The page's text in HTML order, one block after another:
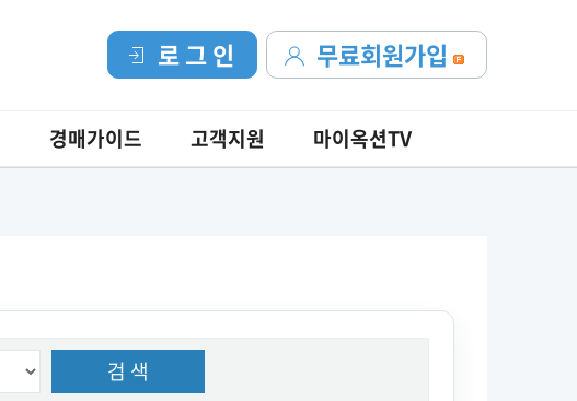
무료회원가입
로 그 인
경매가이드 고객지원 마이옥션TV
검 색